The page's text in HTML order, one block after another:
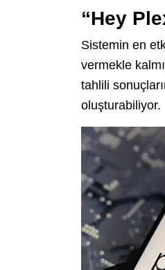
“Hey
Sistemin en
vermekle
tahlili
oluşturabiliyor.